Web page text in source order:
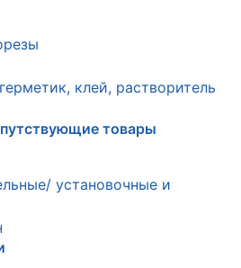
клей, растворитель
товары
установочные и